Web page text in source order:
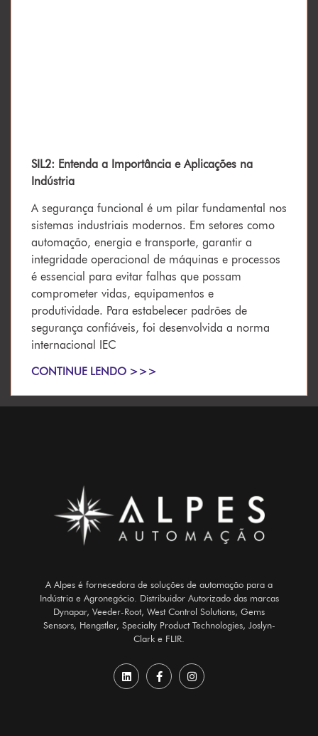
SIL2: Entenda a Importância e Aplicações na
Indústria
A segurança funcional é um pilar fundamental nos
sistemas industriais modernos. Em setores como
automação, energia e transporte, garantir a
integridade operacional de máquinas e processos
é essencial para evitar falhas que possam
comprometer vidas, equipamentos e
produtividade. Para estabelecer padrões de
segurança confiáveis, foi desenvolvida a norma
internacional IEC
CONTINUE LENDO >>>
A Alpes é fornecedora de soluções de automação para a
Indústria e Agronegócio. Distribuidor Autorizado das marcas
Dynapar, Veeder-Root, West Control Solutions, Gems
Sensors, Hengstler, Specialty Product Technologies, Joslyn-
Clark e FLIR.